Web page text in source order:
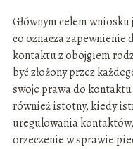
Głównym celem
co oznacza
kontaktu z obojgiem
być złożony przez
swoje prawa do
również istotny, kiedy
uregulowania
orzeczenie w sprawie